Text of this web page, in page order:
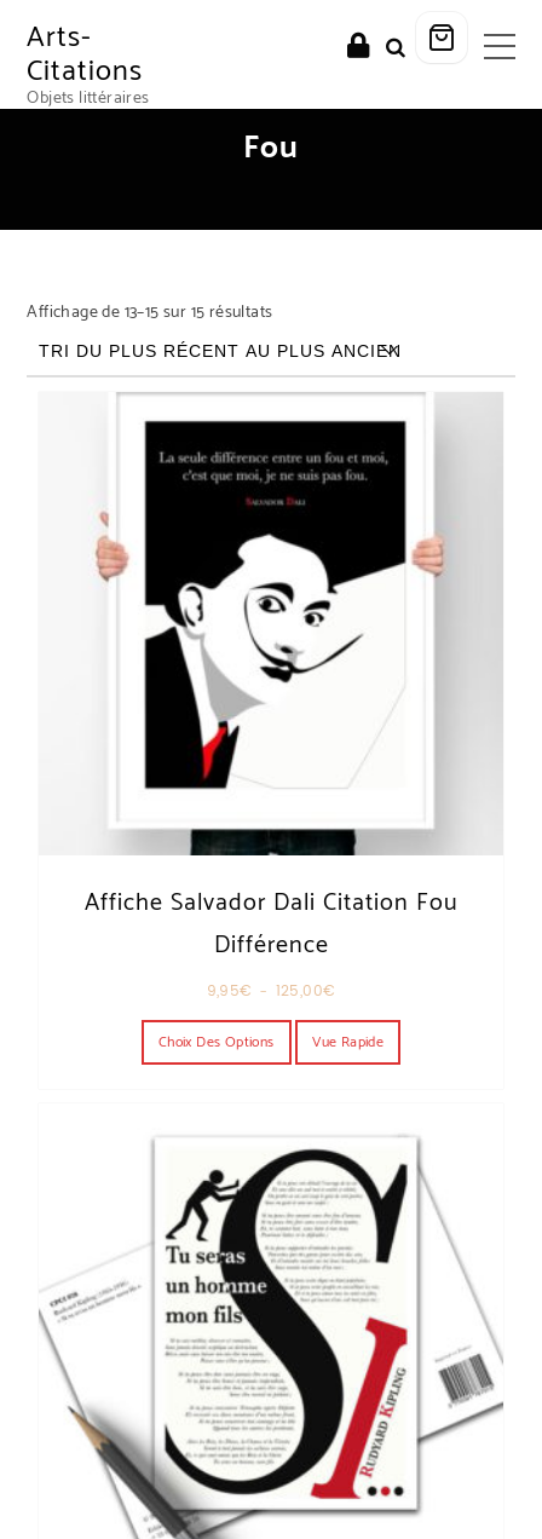
Arts-
Citations
Objets littéraires
Fou
Affichage de 13–15 sur 15 résultatsTrié du plus récent au plus ancien
Affiche Salvador Dali Citation Fou
Différence
9,95€ – 125,00€
Choix Des Options
Ce produit a plusieurs variations. Les
Vue Rapide